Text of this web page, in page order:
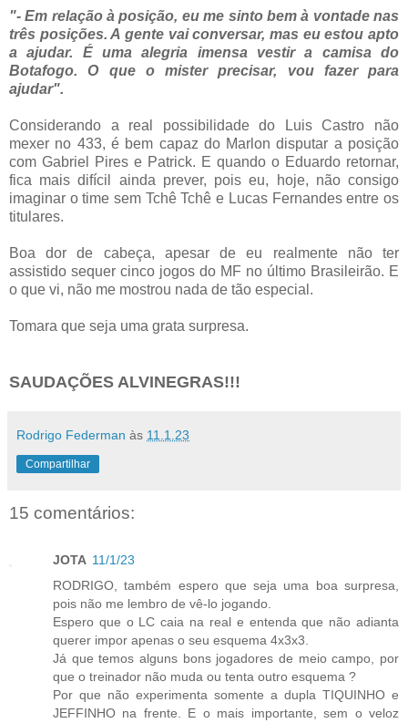
"- Em relação à posição, eu me sinto bem à vontade nas
três posições. A gente vai conversar, mas eu estou apto
a ajudar. É uma alegria imensa vestir a camisa do
Botafogo. O que o mister precisar, vou fazer para
ajudar".
Considerando a real possibilidade do Luis Castro não
mexer no 433, é bem capaz do Marlon disputar a posição
com Gabriel Pires e Patrick. E quando o Eduardo retornar,
fica mais difícil ainda prever, pois eu, hoje, não consigo
imaginar o time sem Tchê Tchê e Lucas Fernandes entre os
titulares.
Boa dor de cabeça, apesar de eu realmente não ter
assistido sequer cinco jogos do MF no último Brasileirão. E
o que vi, não me mostrou nada de tão especial.
Tomara que seja uma grata surpresa.
SAUDAÇÕES ALVINEGRAS!!!
Rodrigo Federman às 11.1.23
Compartilhar
15 comentários:
JOTA 11/1/23
RODRIGO, também espero que seja uma boa surpresa,
pois não me lembro de vê-lo jogando.
Espero que o LC caia na real e entenda que não adianta
querer impor apenas o seu esquema 4x3x3.
Já que temos alguns bons jogadores de meio campo, por
que o treinador não muda ou tenta outro esquema ?
Por que não experimenta somente a dupla TIQUINHO e
JEFFINHO na frente. E o mais importante, sem o veloz